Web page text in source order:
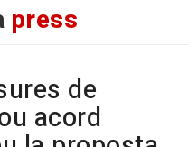
press
de
acord